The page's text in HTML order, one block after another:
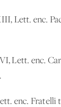
Lett. enc.
Lett. enc.
enc.